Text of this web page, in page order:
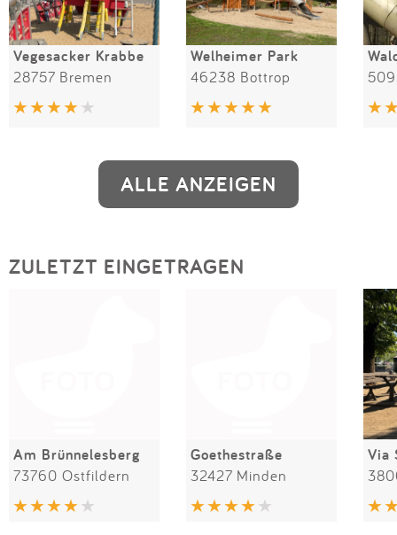
Vegesacker Krabbe
28757 Bremen
Welheimer Park
46238 Bottrop
ALLE ANZEIGEN
ZULETZT EINGETRAGEN
Am Brünnelesberg
73760 Ostfildern
Goethestraße
32427 Minden
Via